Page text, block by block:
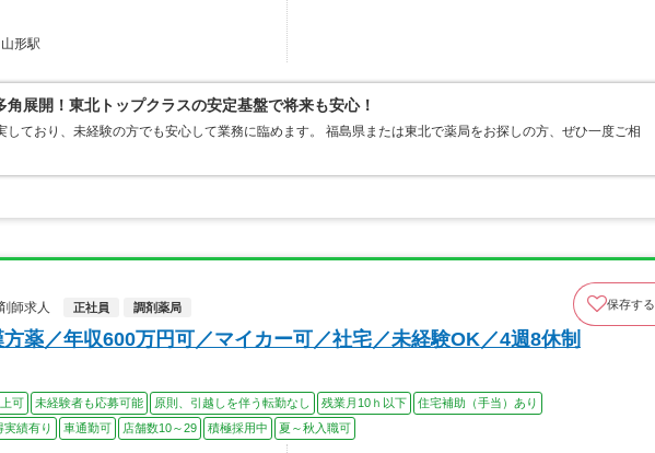
形駅
角展開！東北トップクラスの安定基盤で将来も安心！
しており、未経験の方でも安心して業務に臨めます。 福島県または東北で薬局をお探しの方、ぜひ一度ご相
師求人
正社員 調剤薬局 保存する
方薬／年収600万円可／マイカー可／社宅／未経験OK／4週8休制
可 未経験者も応募可能 原則、引越しを伴う転勤なし 残業月10ｈ以下
住宅補助（手当）あり
実績有り
車通勤可 店舗数10～29 積極採用中 夏～秋入職可